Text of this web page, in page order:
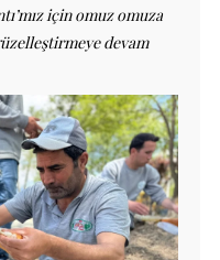
için omuz omuza
devam